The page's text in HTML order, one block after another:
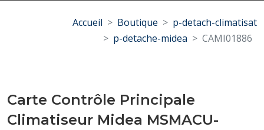
Accueil Boutique
p-detach-climatisat
p-detache-midea
CAMI01886
Carte Contrôle Principale
Climatiseur Midea MSMACU-